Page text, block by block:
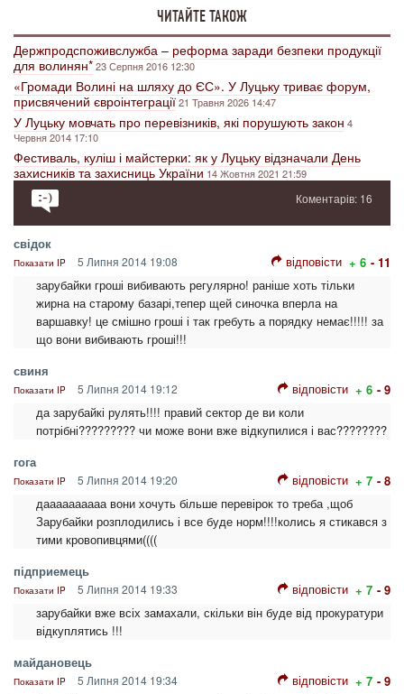
ЧИТАЙТЕ ТАКОЖ
Держпродспоживслужба – реформа заради безпеки продукції
для волинян*23 Серпня 2016 12:30
«Громади Волині на шляху до ЄС». У Луцьку триває форум,
присвячений євроінтеграції21 Травня 2026 14:47
У Луцьку мовчать про перевізників, які порушують закон 4
Червня 2014 17:10
Фестиваль, куліш і майстерки: як у Луцьку відзначали День
захисників та захисниць України 14 Жовтня 2021 21:59
Коментарів: 16
свідок
Показати IP 5 Липня 2014 19:08 відповісти + 6 - 11
зарубайки гроші вибивають регулярно! раніше хоть тільки
жирна на старому базарі,тепер щей синочка вперла на
варшавку! це смішно гроші і так гребуть а порядку немає!!!!! за
що вони вибивають гроші!!!
свиня
Показати IP 5 Липня 2014 19:12 відповісти + 6 - 9
да зарубайкі рулять!!!! правий сектор де ви коли
потрібні????????? чи може вони вже відкупилися і вас????????
гога
Показати IP 5 Липня 2014 19:20 відповісти + 7 - 8
даааааааааа вони хочуть більше перевірок то треба ,щоб
Зарубайки розплодились і все буде норм!!!!колись я стикався з
тими кровопивцями((((
підприемець
Показати IP 5 Липня 2014 19:33 відповісти + 7 - 9
зарубайки вже всіх замахали, скільки він буде від прокуратури
відкуплятись !!!
майдановець
Показати IP 5 Липня 2014 19:34 відповісти + 7 - 9